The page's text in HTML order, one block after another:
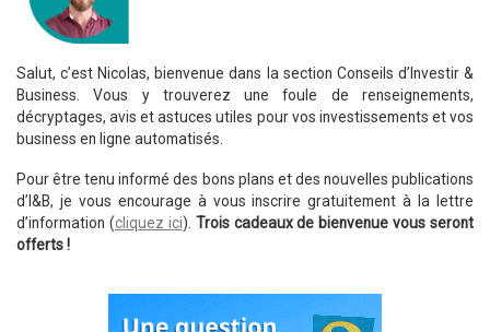
Salut, c’est Nicolas, bienvenue dans la section Conseils d’Investir &
Business. Vous y trouverez une foule de renseignements,
décryptages, avis et astuces utiles pour vos investissements et vos
business en ligne automatisés.
Pour être tenu informé des bons plans et des nouvelles publications
d’I&B, je vous encourage à vous inscrire gratuitement à la lettre
d’information (cliquez ici). Trois cadeaux de bienvenue vous seront
offerts !